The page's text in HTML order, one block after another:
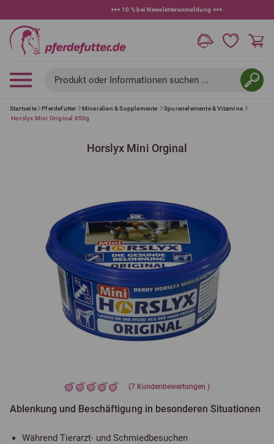
10 % bei Newsletteranmeldung+++
Produkt oder Informationen suchen ...
Startseite Pferdefutter Mineralien & Supplemente
Spurenelemente & Vitamine
Horslyx Mini Original 650g
Horslyx Mini Orginal
(7 Kundenbewertungen )
Ablenkung und Beschäftigung in besonderen Situationen
Während Tierarzt- und Schmiedbesuchen